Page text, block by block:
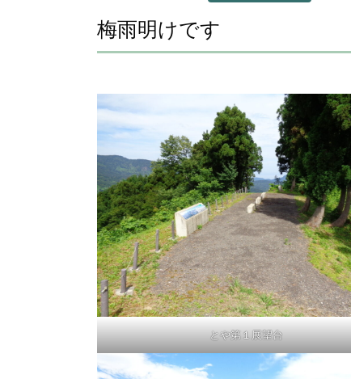
梅雨明けです
とや第１展望台